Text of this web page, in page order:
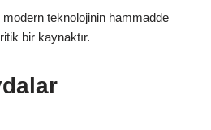
teknolojinin hammadde
bir kaynaktır.